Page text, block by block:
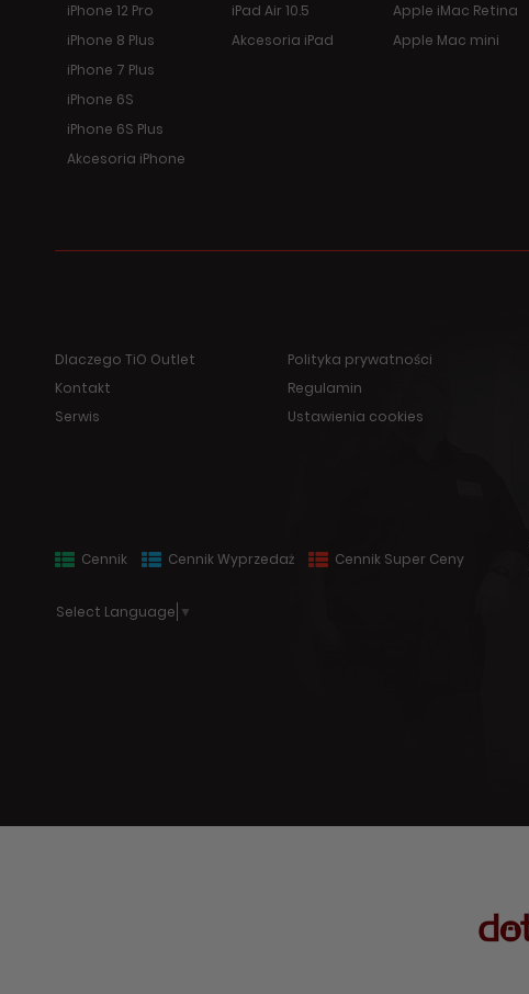
iPhone 12 Pro
iPhone 8 Plus
iPhone 7 Plus
iPhone 6S
iPhone 6S Plus
Akcesoria iPhone
iPad Air 10.5
Akcesoria iPad
Apple iMac Retina
Apple Mac mini
Dlaczego TiO Outlet
Kontakt
Serwis
Polityka prywatności
Regulamin
Ustawienia cookies
Cennik Cennik Wyprzedaż Cennik Super Ceny
Select Language ▼